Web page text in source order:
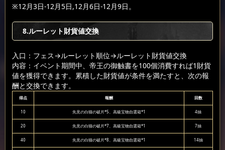
※12月3日-12月5日,12月6日-12月9日。
8.ルーレット財貨値交換
入口：フェス→ルーレット順位→ルーレット財貨値交換
内容：イベント期間中、帝王の御触書を100個消費すれば1財貨
値を獲得できます。累積した財貨値が条件を満たすと、次の報
酬と交換できます。
得点 報酬 回数
10 先見の白猫の破片*5、高級宝物自選箱*1 4抽
20 先見の白猫の破片*7、高級宝物自選箱*1 7抽
40 先見の白猫の破片*8、高級宝物自選箱*1 14抽